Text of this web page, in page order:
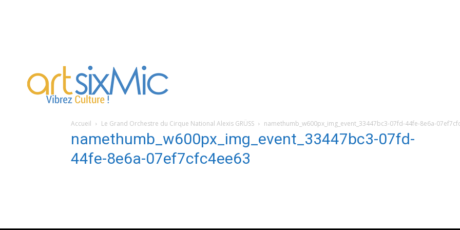
artsixMic
Accueil Le Grand Orchestre du Cirque National Alexis GRÜSS namethumb_w600px_img_event_33447bc3-07fd-44fe-8e6a-
namethumb_w600px_img_event_33447bc3-07fd-
44fe-8e6a-07ef7cfc4ee63